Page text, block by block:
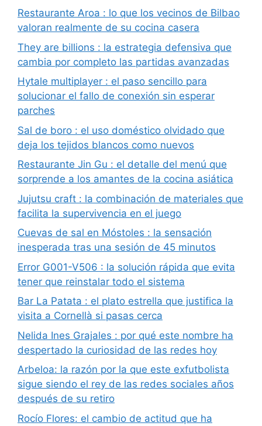
Restaurante Aroa : lo que los vecinos de Bilbao
valoran realmente de su cocina casera
They are billions : la estrategia defensiva que
cambia por completo las partidas avanzadas
Hytale multiplayer : el paso sencillo para
solucionar el fallo de conexión sin esperar
parches
Sal de boro : el uso doméstico olvidado que
deja los tejidos blancos como nuevos
Restaurante Jin Gu : el detalle del menú que
sorprende a los amantes de la cocina asiática
Jujutsu craft : la combinación de materiales que
facilita la supervivencia en el juego
Cuevas de sal en Móstoles : la sensación
inesperada tras una sesión de 45 minutos
Error G001-V506 : la solución rápida que evita
tener que reinstalar todo el sistema
Bar La Patata : el plato estrella que justifica la
visita a Cornellà si pasas cerca
Nelida Ines Grajales : por qué este nombre ha
despertado la curiosidad de las redes hoy
Arbeloa: la razón por la que este exfutbolista
sigue siendo el rey de las redes sociales años
después de su retiro
Rocío Flores: el cambio de actitud que ha